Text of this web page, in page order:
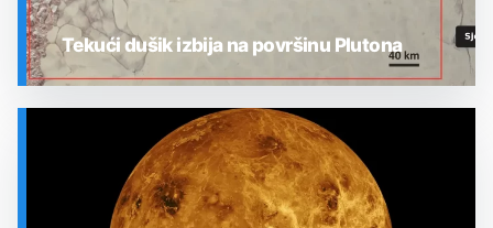
Tekući dušik izbija na površinu Plutona